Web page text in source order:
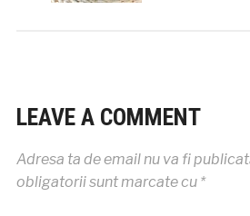
LEAVE A COMMENT
Adresa ta de email nu va fi
obligatorii sunt marcate cu *